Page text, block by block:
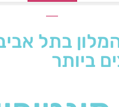
המלון בתל
ביותר